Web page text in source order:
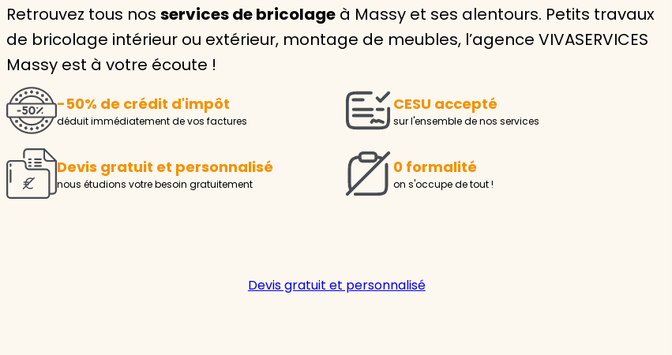
Aide à la personne
Seniors
Handicaps
Voir tous les services
Avec VIVASERVICES,
service à domicile qui
Pour l’entretien de votre logement, la
ou l’accompagnement d’un parent, nos
Demander un devis gratuit
Retrouvez tous nos services de bricolage à Massy et ses alentours. Petits travaux
de bricolage intérieur ou extérieur, montage de meubles, l’agence VIVASERVICES
Massy est à votre écoute !
-50% de crédit d'impôt
déduit immédiatement de vos factures
CESU accepté
sur l'ensemble de nos services
Devis gratuit et personnalisé
nous étudions votre besoin gratuitement
0 formalité
on s'occupe de tout !
Devis gratuit et personnalisé